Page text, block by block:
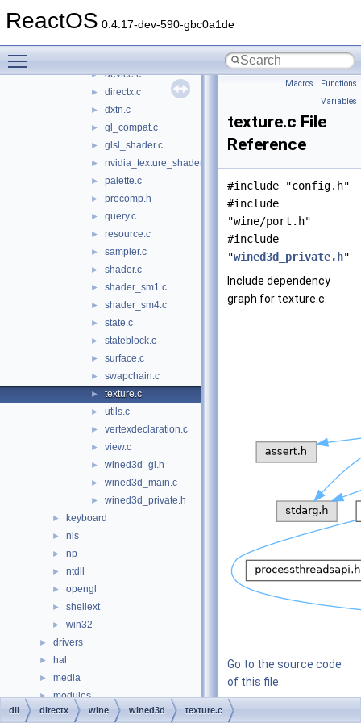
ReactOS 0.4.17-dev-590-gbc0a1de
► buffer.c
► device.c
► directx.c
► dxtn.c
► gl_compat.c
► glsl_shader.c
► nvidia_texture_shader.c
► palette.c
► precomp.h
► query.c
► resource.c
► sampler.c
► shader.c
► shader_sm1.c
► shader_sm4.c
► state.c
► stateblock.c
► surface.c
► swapchain.c
► texture.c
► utils.c
► vertexdeclaration.c
► view.c
► wined3d_gl.h
► wined3d_main.c
► wined3d_private.h
► keyboard
► nls
► np
► ntdll
► opengl
► shellext
► win32
► drivers
► hal
► media
► modules
► ntoskrnl
Macros | Functions
| Variables
texture.c File
Reference
#include "config.h"
#include
"wine/port.h"
#include
"wined3d_private.h"
Include dependency
graph for texture.c:
Go to the source code
of this file.
dll directx wine wined3d texture.c